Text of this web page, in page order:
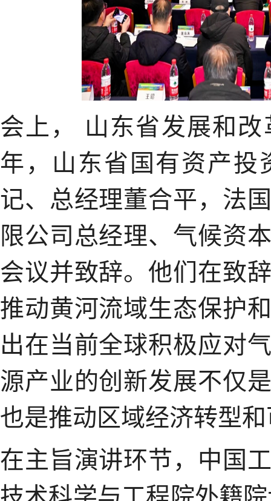
会上，
山东省发展和
年，山东省国有资产
记、总经理董合平，法
限公司总经理、气候资
会议并致辞。他们在致
推动黄河流域生态保护
出在当前全球积极应对
源产业的创新发展不仅
也是推动区域经济转型
在主旨演讲环节，中国
技术科学与工程院外籍